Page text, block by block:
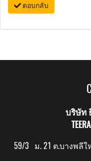
ตอบกลับ
บริษัท
59/3 ม. 21 ต.บางพลี